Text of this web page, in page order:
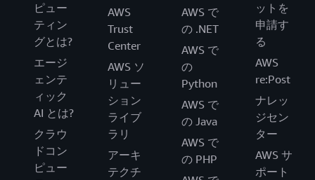
ピュー
ティン
グとは?
エージ
ェンテ
ィック
AI とは?
クラウ
ドコン
ピュー
AWS
Trust
Center
AWS ソ
リュー
ション
ライブ
ラリ
アーキ
テクチ
AWS で
の .NET
AWS で
の
Python
AWS で
の Java
AWS で
の PHP
ットを
申請す
る
AWS
re:Post
ナレッ
ジセン
ター
AWS サ
ポート